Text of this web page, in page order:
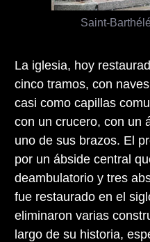
La iglesia, hoy
cinco tramos, con
casi como capillas
con un crucero, con un
uno de sus brazos. El
por un ábside central
deambulatorio y tres
fue restaurado en el
eliminaron varias
largo de su historia,
Saint-